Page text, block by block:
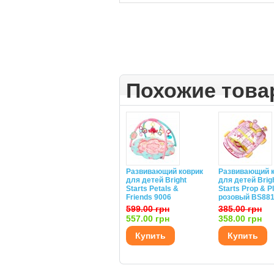
Похожие
Развивающий коврик
для детей Bright
Starts Petals &
Friends 9006
599.00 грн
557.00 грн
Купить
Развивающий
для детей
Starts Prop &
розовый
385.00 грн
358.00 грн
Купить